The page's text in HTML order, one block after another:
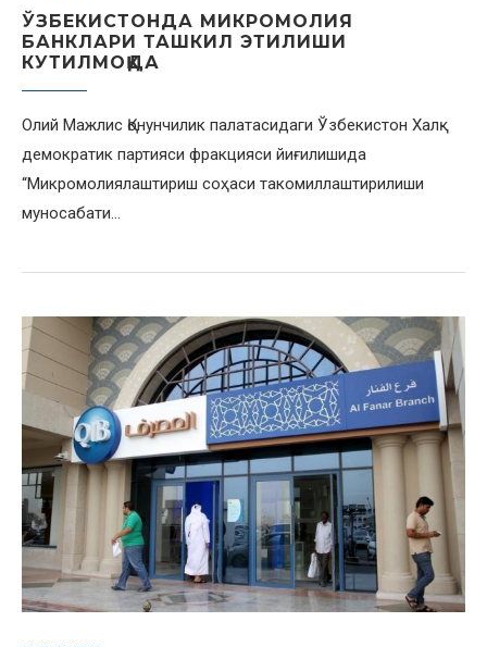
ЎЗБЕКИСТОНДА МИКРОМОЛИЯ
БАНКЛАРИ ТАШКИЛ ЭТИЛИШИ
КУТИЛМОҚДА
Олий Мажлис Қонунчилик палатасидаги Ўзбекистон Халқ
демократик партияси фракцияси йиғилишида
“Микромолиялаштириш соҳаси такомиллаштирилиши
муносабати…